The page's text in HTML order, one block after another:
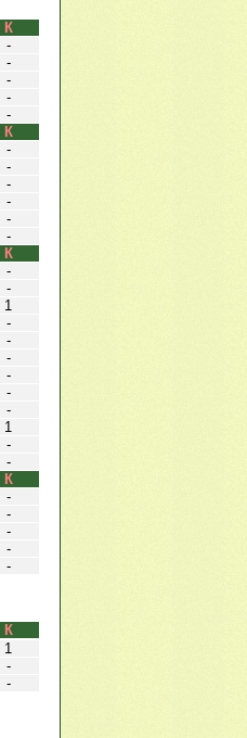
К
-
-
-
-
-
К
-
-
-
-
-
-
К
-
-
1
-
-
-
-
-
-
1
-
-
К
-
-
-
-
-
К
1
-
-